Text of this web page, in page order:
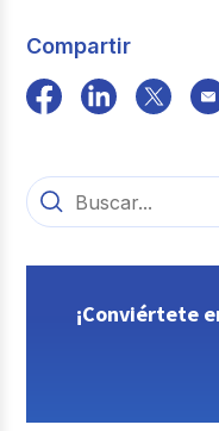
Compartir
¡Conviértete